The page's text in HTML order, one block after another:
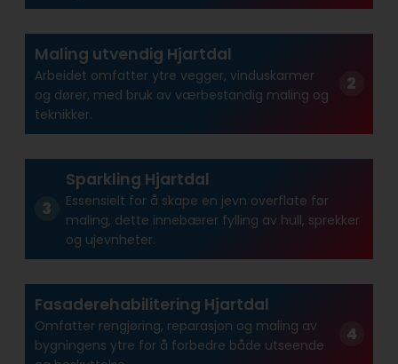
Maling utvendig Hjartdal
Arbeidet omfatter ytre vegger, vinduskarmer
og dører, med bruk av værbestandig maling og
teknikker.
Sparkling Hjartdal
Essensielt for å skape en jevn overflate før
maling, dette innebærer fylling av hull, sprekker
og ujevnheter.
Fasaderehabilitering Hjartdal
Omfatter rengjøring, reparasjon og maling av
bygningens ytre for å forbedre både utseende